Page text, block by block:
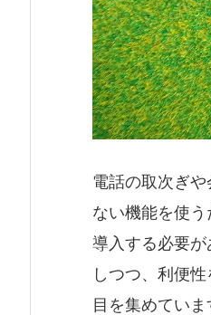
電話の取次ぎ
ない機能を使
導入する必要
しつつ、利便
目を集めていま